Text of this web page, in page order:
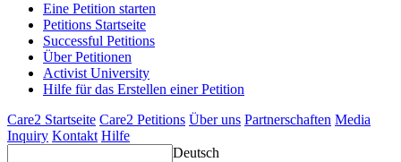
Eine Petition starten
Petitions Startseite
Successful Petitions
Über Petitionen
Activist University
Hilfe für das Erstellen einer Petition
Care2 Startseite Care2 Petitions Über uns Partnerschaften Media
Inquiry Kontakt Hilfe
Deutsch